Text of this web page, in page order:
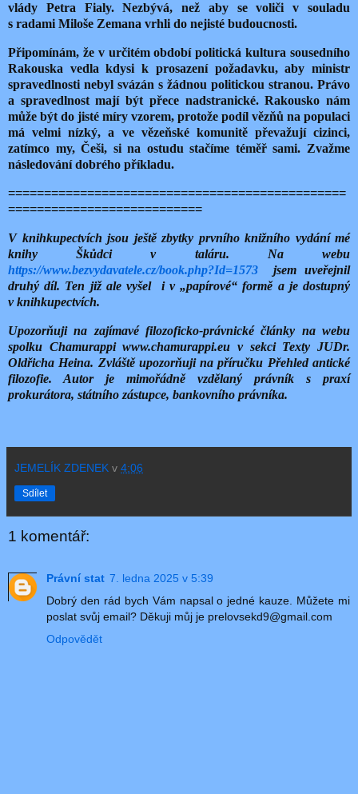
vlády Petra Fialy. Nezbývá, než aby se voliči v souladu
s radami Miloše Zemana vrhli do nejisté budoucnosti.
Připomínám, že v určitém období politická kultura sousedního
Rakouska vedla kdysi k prosazení požadavku, aby ministr
spravedlnosti nebyl svázán s žádnou politickou stranou. Právo
a spravedlnost mají být přece nadstranické. Rakousko nám
může být do jisté míry vzorem, protože podíl vězňů na populaci
má velmi nízký, a ve vězeňské komunitě převažují cizinci,
zatímco my, Češi, si na ostudu stačíme téměř sami. Zvažme
následování dobrého příkladu.
===============================================
===========================
V knihkupectvích jsou ještě zbytky prvního knižního vydání mé
knihy Škůdci v taláru. Na webu
https://www.bezvydavatele.cz/book.php?Id=1573
jsem uveřejnil
druhý díl. Ten již ale vyšel
i v „papírové“ formě a je dostupný
v knihkupectvích.
Upozorňuji na zajímavé filozoficko-právnické články na webu
spolku Chamurappi www.chamurappi.eu v sekci Texty JUDr.
Oldřicha Heina. Zvláště upozorňuji na příručku Přehled antické
filozofie. Autor je mimořádně vzdělaný právník s praxí
prokurátora, státního zástupce, bankovního právníka.
JEMELÍK ZDENEK v 4:06
Sdílet
1 komentář:
Právní stat 7. ledna 2025 v 5:39
Dobrý den rád bych Vám napsal o jedné kauze. Můžete mi
poslat svůj email? Děkuji můj je prelovsekd9@gmail.com
Odpovědět